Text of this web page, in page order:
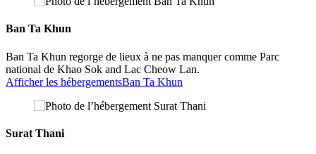
Ban Ta Khun
Ban Ta Khun regorge de lieux à ne pas manquer comme Parc
national de Khao Sok and Lac Cheow Lan.
Afficher les hébergementsBan Ta Khun
Surat Thani